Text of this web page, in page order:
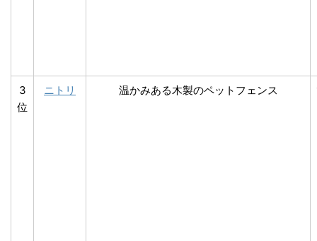
3
位
ニトリ 温かみある木製のペットフェンス